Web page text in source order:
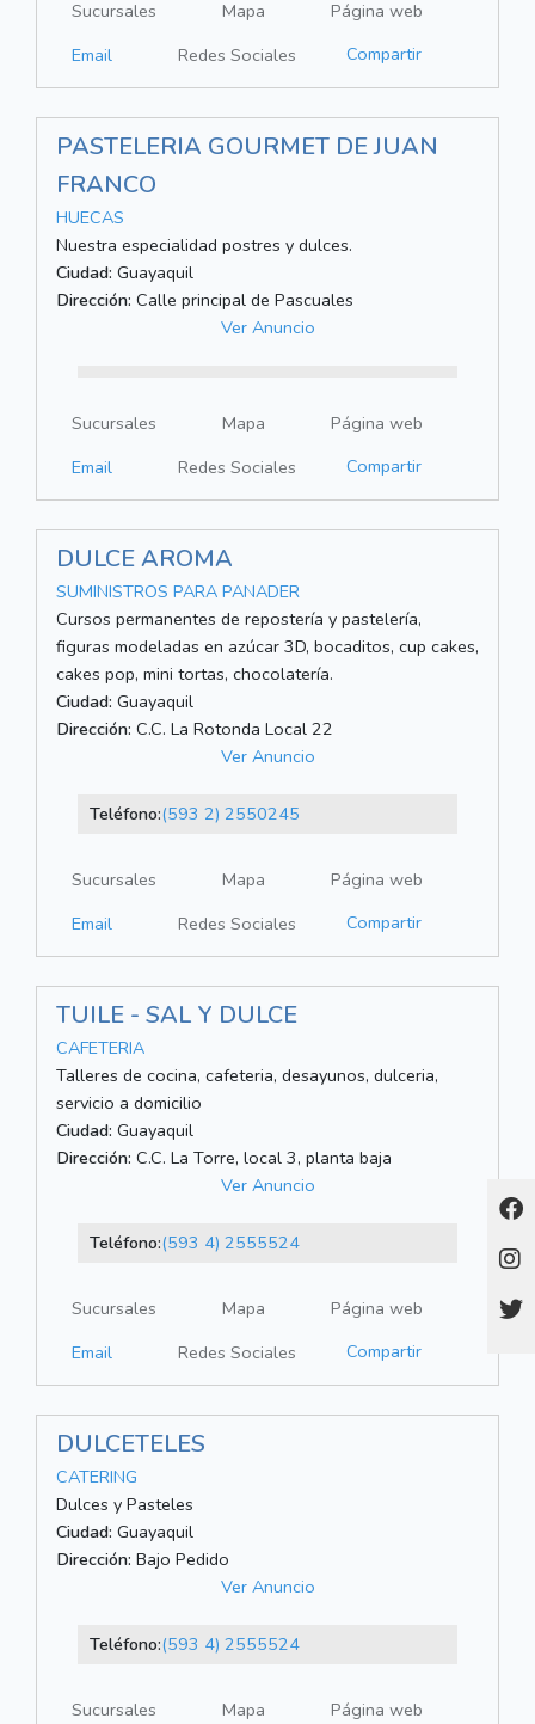
Sucursales Mapa
Página web
Email
Redes Sociales Compartir
PASTELERIA GOURMET DE JUAN
FRANCO
HUECAS
Nuestra especialidad postres y dulces.
Ciudad: Guayaquil
Dirección: Calle principal de Pascuales
Ver Anuncio
Sucursales Mapa
Página web
Email
Redes Sociales Compartir
DULCE AROMA
SUMINISTROS PARA PANADER
Cursos permanentes de repostería y pastelería,
figuras modeladas en azúcar 3D, bocaditos, cup cakes,
cakes pop, mini tortas, chocolatería.
Ciudad: Guayaquil
Dirección: C.C. La Rotonda Local 22
Ver Anuncio
Teléfono:(593 2) 2550245
Sucursales Mapa
Página web
Email
Redes Sociales Compartir
TUILE - SAL Y DULCE
CAFETERIA
Talleres de cocina, cafeteria, desayunos, dulceria,
servicio a domicilio
Ciudad: Guayaquil
Dirección: C.C. La Torre, local 3, planta baja
Ver Anuncio
Teléfono:(593 4) 2555524
Sucursales Mapa
Página web
Email
Redes Sociales Compartir
DULCETELES
CATERING
Dulces y Pasteles
Ciudad: Guayaquil
Dirección: Bajo Pedido
Ver Anuncio
Teléfono:(593 4) 2555524
Sucursales Mapa
Página web